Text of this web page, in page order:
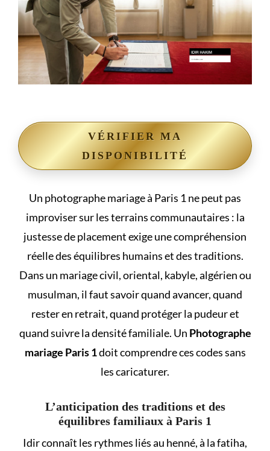
VÉRIFIER MA
DISPONIBILITÉ
Un photographe mariage à Paris 1 ne peut pas
improviser sur les terrains communautaires : la
justesse de placement exige une compréhension
réelle des équilibres humains et des traditions.
Dans un mariage civil, oriental, kabyle, algérien ou
musulman, il faut savoir quand avancer, quand
rester en retrait, quand protéger la pudeur et
quand suivre la densité familiale. Un Photographe
mariage Paris 1doit comprendre ces codes sans
les caricaturer.
L’anticipation des traditions et des
équilibres familiaux à Paris 1
Idir connaît les rythmes liés au henné, à la fatiha,